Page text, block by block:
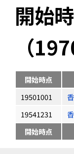
開始
（
開始時点
19501001
19541231
開始時点